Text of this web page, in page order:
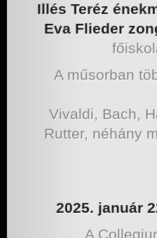
Illés Teréz
Eva Flieder
A műsorban
Vivaldi, Bach,
Rutter, néhány
2025. január
A